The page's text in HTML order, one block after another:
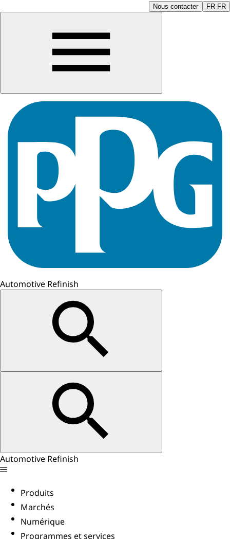
Nous contacter FR-FR
Automotive Refinish
Automotive Refinish
Produits
Marchés
Numérique
Programmes et services